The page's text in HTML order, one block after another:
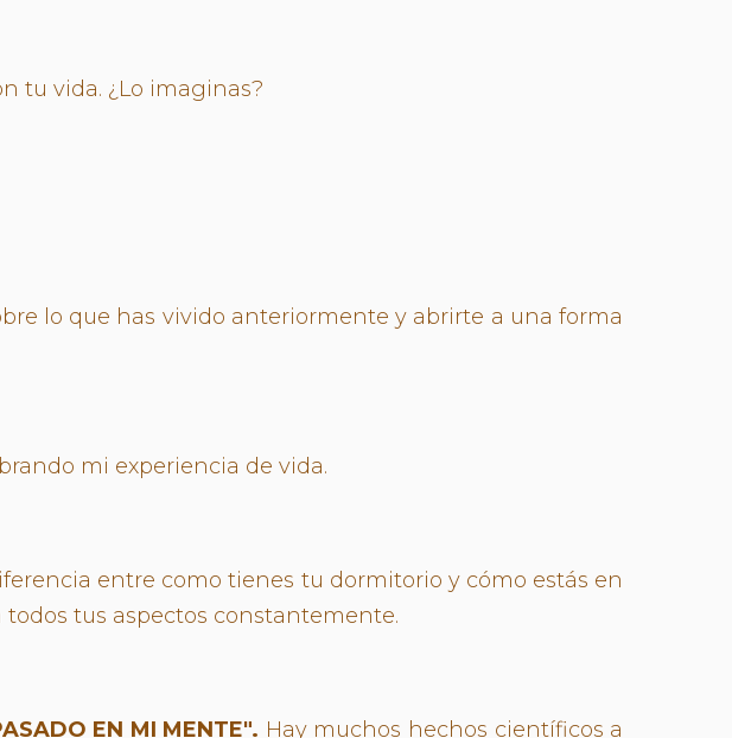
tu vida. ¿Lo imaginas?
lo que has vivido anteriormente y abrirte a una forma
mi experiencia de vida.
entre como tienes tu dormitorio y cómo estás en
tus aspectos constantemente.
EN MI MENTE". Hay muchos hechos científicos a